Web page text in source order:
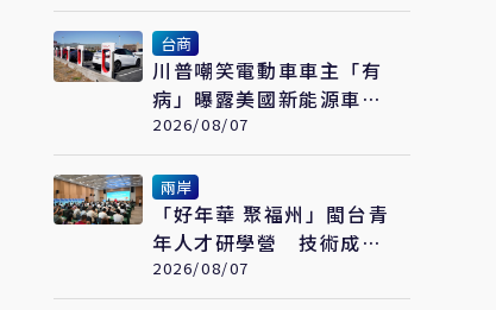
台商
川普嘲笑電動車車主「有
病」曝露美國新能源車發
展落後中國的關鍵
2026/08/07
兩岸
「好年華 聚福州」閩台青
年人才研學營 技術成果
發表會在福州舉辦
2026/08/07